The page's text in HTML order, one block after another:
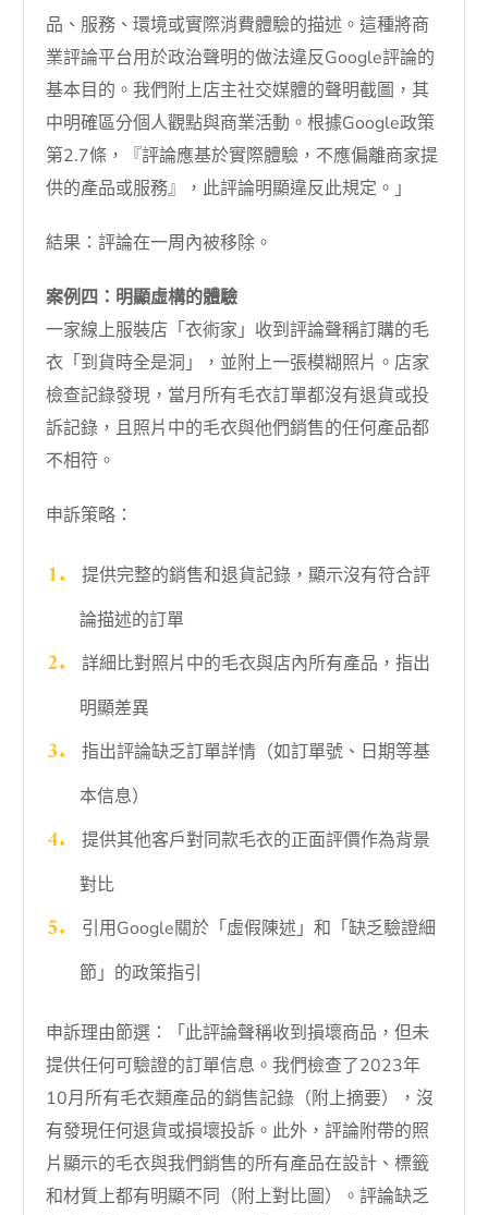
品、服務、環境或實際消費體驗的描述。這種將商
業評論平台用於政治聲明的做法違反Google評論的
基本目的。我們附上店主社交媒體的聲明截圖，其
中明確區分個人觀點與商業活動。根據Google政策
第2.7條，『評論應基於實際體驗，不應偏離商家提
供的產品或服務』，此評論明顯違反此規定。」
結果：評論在一周內被移除。
案例四：明顯虛構的體驗
一家線上服裝店「衣術家」收到評論聲稱訂購的毛
衣「到貨時全是洞」，並附上一張模糊照片。店家
檢查記錄發現，當月所有毛衣訂單都沒有退貨或投
訴記錄，且照片中的毛衣與他們銷售的任何產品都
不相符。
申訴策略：
提供完整的銷售和退貨記錄，顯示沒有符合評
論描述的訂單
詳細比對照片中的毛衣與店內所有產品，指出
明顯差異
指出評論缺乏訂單詳情（如訂單號、日期等基
本信息）
提供其他客戶對同款毛衣的正面評價作為背景
對比
引用Google關於「虛假陳述」和「缺乏驗證細
節」的政策指引
申訴理由節選：「此評論聲稱收到損壞商品，但未
提供任何可驗證的訂單信息。我們檢查了2023年
10月所有毛衣類產品的銷售記錄（附上摘要），沒
有發現任何退貨或損壞投訴。此外，評論附帶的照
片顯示的毛衣與我們銷售的所有產品在設計、標籤
和材質上都有明顯不同（附上對比圖）。評論缺乏